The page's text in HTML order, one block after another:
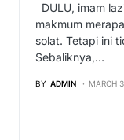
DULU, imam
makmum
solat. Tetapi ini
Sebaliknya,…
BY ADMIN MARCH